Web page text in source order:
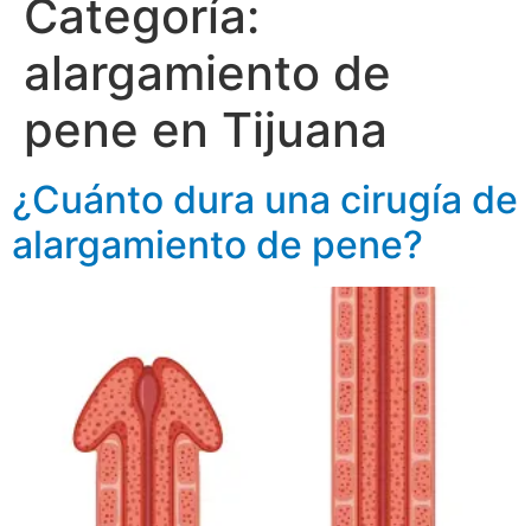
Categoría:
alargamiento de
pene en Tijuana
¿Cuánto dura una cirugía de
alargamiento de pene?